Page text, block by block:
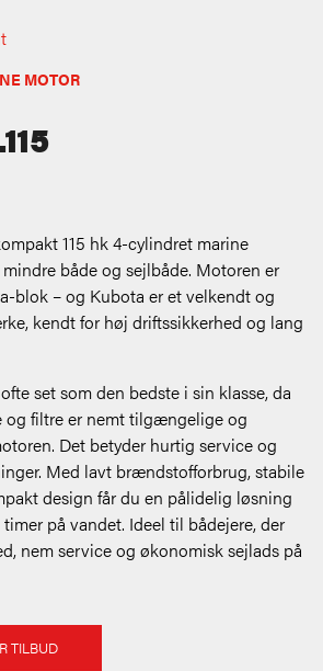
MOTOR
115 hk 4-cylindret marine
både og sejlbåde. Motoren er
blok – og Kubota er et velkendt og
kendt for høj driftssikkerhed og lang
set som den bedste i sin klasse, da
filtre er nemt tilgængelige og
Det betyder hurtig service og
Med lavt brændstofforbrug, stabile
design får du en pålidelig løsning
på vandet. Ideel til bådejere, der
nem service og økonomisk sejlads på
TILBUD